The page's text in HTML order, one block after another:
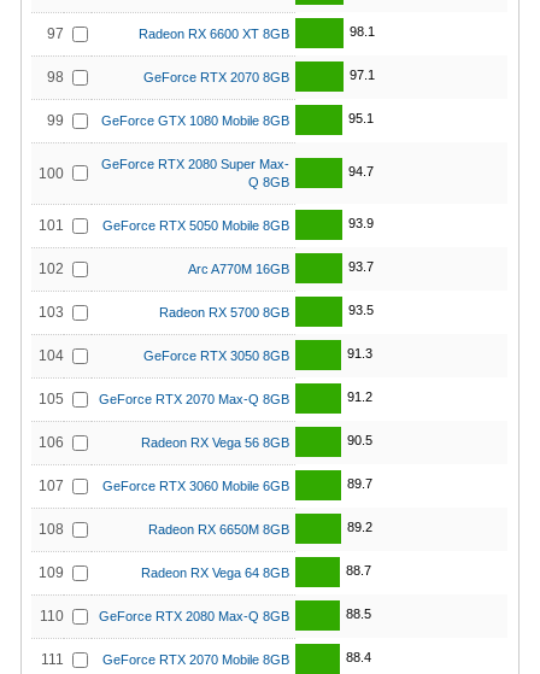
97 Radeon RX 6600 XT 8GB 98.1
98 GeForce RTX 2070 8GB 97.1
99 GeForce GTX 1080 Mobile 8GB 95.1
100
GeForce RTX 2080 Super Max-
Q 8GB
94.7
101 GeForce RTX 5050 Mobile 8GB 93.9
102 Arc A770M 16GB 93.7
103 Radeon RX 5700 8GB 93.5
104 GeForce RTX 3050 8GB 91.3
105 GeForce RTX 2070 Max-Q 8GB 91.2
106 Radeon RX Vega 56 8GB 90.5
107 GeForce RTX 3060 Mobile 6GB 89.7
108 Radeon RX 6650M 8GB 89.2
109 Radeon RX Vega 64 8GB 88.7
110 GeForce RTX 2080 Max-Q 8GB 88.5
111 GeForce RTX 2070 Mobile 8GB 88.4